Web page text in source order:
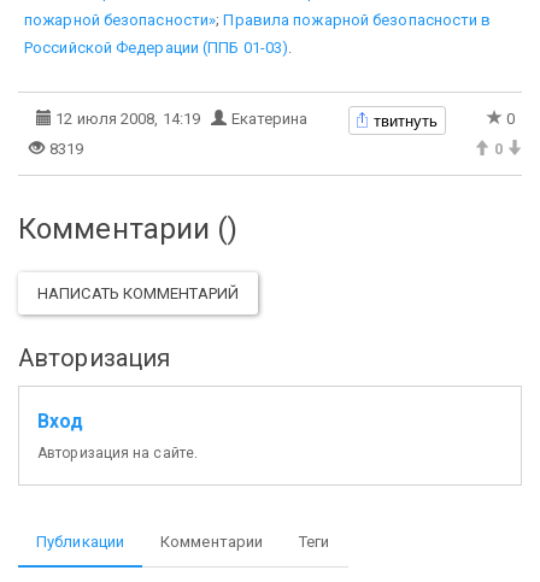
пожарной безопасности»;Правила пожарной безопасно­сти в
Российской Федерации (ППБ 01-03).
12 июля 2008, 14:19 Екатерина твитнуть
0
8319
0
Комментарии ()
НАПИСАТЬ КОММЕНТАРИЙ
Авторизация
Вход
Авторизация на сайте.
Публикации Комментарии Теги